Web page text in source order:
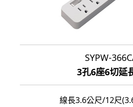
SYPW-
3孔6座6切延
線長3.6公尺/12尺